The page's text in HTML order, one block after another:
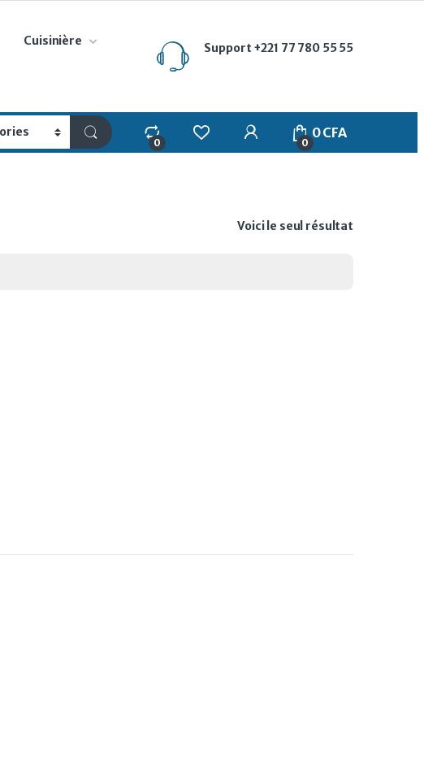
Cuisinière Support +221 77 780 55 55
0
My Account
0
0CFA
Voici le seul résultat